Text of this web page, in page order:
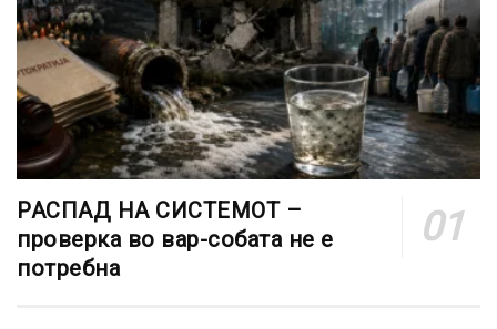
РАСПАД НА СИСТЕМОТ –
проверка во вар-собата не е
потребна